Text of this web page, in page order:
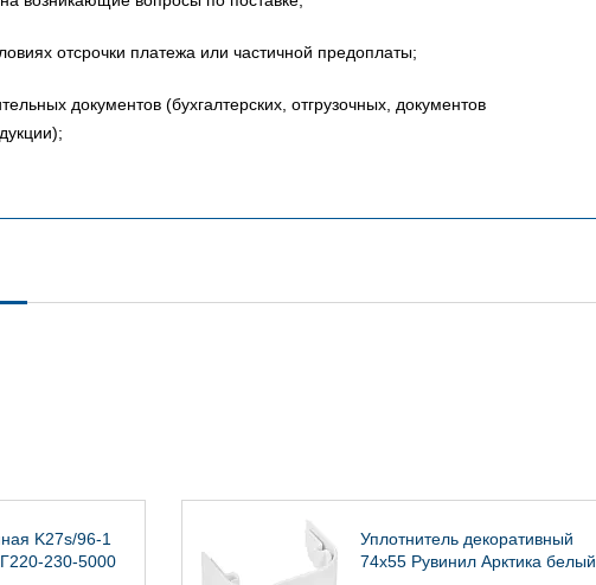
отсрочки платежа или частичной предоплаты;
документов (бухгалтерских, отгрузочных, документов
K27s/96-1
230-5000
Уплотнитель декоративный
74х55 Рувинил Арктика белый